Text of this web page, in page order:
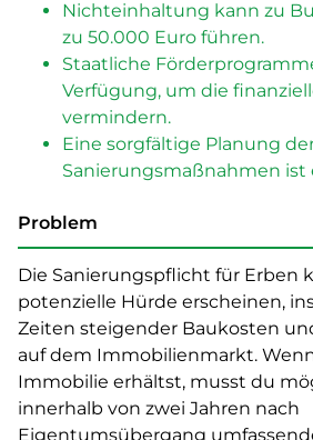
Nichteinhaltung kann zu
zu 50.000 Euro führen.
Staatliche
Verfügung, um die
vermindern.
Eine sorgfältige Planung
Sanierungsmaßnahmen ist
Problem
Die Sanierungspflicht für Erben
potenzielle Hürde erscheinen,
Zeiten steigender Baukosten
auf dem Immobilienmarkt.
Immobilie erhältst, musst du
innerhalb von zwei Jahren nach
Eigentumsübergang